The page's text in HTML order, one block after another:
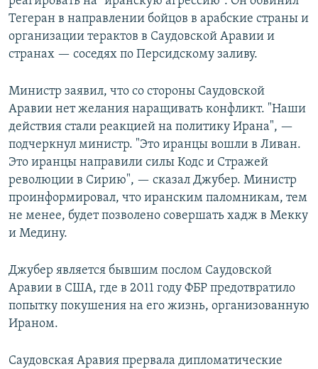
Тегеран в направлении бойцов в арабские страны и
организации терактов в Саудовской Аравии и
странах — соседях по Персидскому заливу.
Министр заявил, что со стороны Саудовской
Аравии нет желания наращивать конфликт. "Наши
действия стали реакцией на политику Ирана", —
подчеркнул министр. "Это иранцы вошли в Ливан.
Это иранцы направили силы Кодс и Стражей
революции в Сирию", — сказал Джубер. Министр
проинформировал, что иранским паломникам, тем
не менее, будет позволено совершать хадж в Мекку
и Медину.
Джубер является бывшим послом Саудовской
Аравии в США, где в 2011 году ФБР предотвратило
попытку покушения на его жизнь, организованную
Ираном.
Саудовская Аравия прервала дипломатические